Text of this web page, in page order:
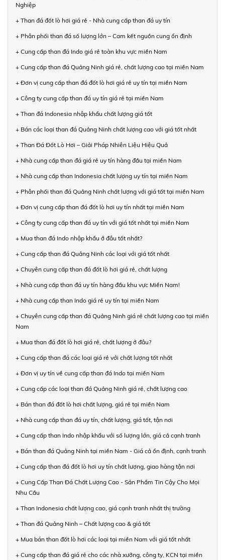
Nghiệp
+ Than đá đốt lò hơi giá rẻ - Nhà cung cấp than đá uy tín
+ Phân phối than đá số lượng lớn – Cam kết nguồn cung ổn định
+ Cung cấp than đá Indo giá rẻ toàn khu vực miền Nam
+ Cung cấp than đá Quảng Ninh giá rẻ, chất lượng cao tại miền Nam
+ Đơn vị cung cấp than đá đốt lò hơi giá rẻ uy tín tại miền Nam
+ Công ty cung cấp than đá uy tín giá rẻ tại miền Nam
+ Than đá Indonesia nhập khẩu chất lượng giá tốt
+ Bán các loại than đá Quảng Ninh chất lượng cao với giá tốt nhất
+ Than Đá Đốt Lò Hơi – Giải Pháp Nhiên Liệu Hiệu Quả
+ Nhà cung cấp than đá giá rẻ uy tín hàng đầu tại miền Nam
+ Nhà cung cấp than Indonesia chất lượng uy tín tại miền Nam
+ Phân phối than đá Quảng Ninh chất lượng với giá tốt tại miền Nam
+ Đơn vị cung cấp than đá đốt lò hơi uy tín nhất tại miền Nam
+ Công ty cung cấp than đá uy tín với giá tốt nhất tại miền Nam
+ Mua than đá Indo nhập khẩu ở đâu tốt nhất?
+ Cung cấp than đá Quảng Ninh các loại với giá tốt nhất
+ Chuyên cung cấp than đá đốt lò hơi giá rẻ, chất lượng
+ Nhà cung cấp than đá uy tín hàng đầu khu vực Miền Nam!
+ Nhà cung cấp than Indo giá rẻ uy tín tại miền Nam
+ Chuyên cung cấp than đá Quảng Ninh giá rẻ chất lượng cao tại miền
Nam
+ Mua than đá đốt lò hơi giá rẻ, chất lượng ở đâu?
+ Cung cấp than đá các loại giá rẻ với chất lượng tốt nhất
+ Đơn vị uy tín về cung cấp than đá Indo tại miền Nam
+ Cung cấp các loại than đá Quảng Ninh giá rẻ, chất lượng cao
+ Bán than đá đốt lò hơi chất lượng, giá rẻ tại miền Nam
+ Nhà cung cấp than đá uy tín, chất lượng, giá tốt, tận nơi
+ Cung cấp than Indo nhập khẩu với số lượng lớn, giá cả cạnh tranh
+ Bán than đá Quảng Ninh tại miền Nam - Giá cả ổn định, cạnh tranh
+ Cung cấp than đá đốt lò hơi uy tín chất lượng, giao hàng tận nơi
+ Cung Cấp Than Đá Chất Lượng Cao - Sản Phẩm Tin Cậy Cho Mọi
Nhu Cầu
+ Than Indonesia chất lượng cao, giá cạnh tranh nhất thị trường
+ Than đá Quảng Ninh – Chất lượng cao & giá tốt
+ Mua bán than đốt lò hơi các loại tại miền Nam với giá tốt nhất
+ Cung cấp than đá giá rẻ cho các nhà xưởng, công ty, KCN tại miền